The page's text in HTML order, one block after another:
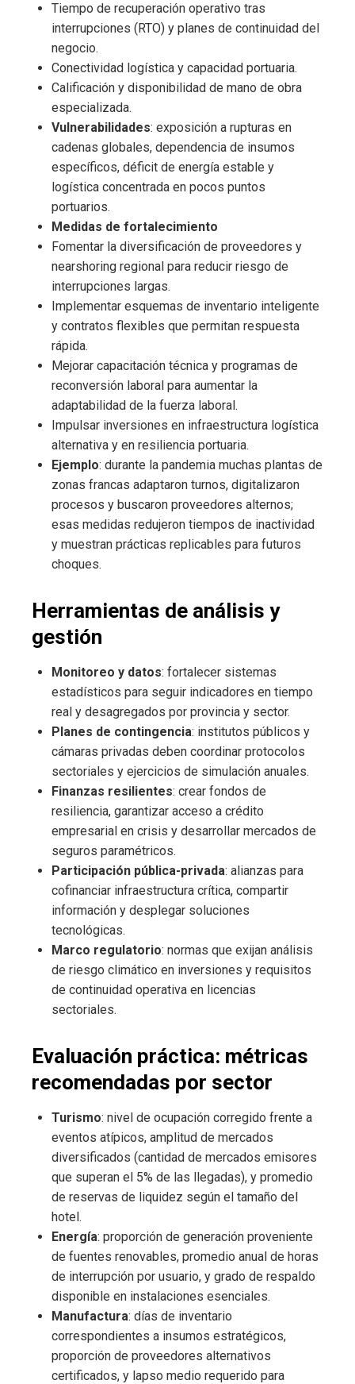
Tiempo de recuperación operativo tras
interrupciones (RTO) y planes de continuidad del
negocio.
Conectividad logística y capacidad portuaria.
Calificación y disponibilidad de mano de obra
especializada.
Vulnerabilidades: exposición a rupturas en
cadenas globales, dependencia de insumos
específicos, déficit de energía estable y
logística concentrada en pocos puntos
portuarios.
Medidas de fortalecimiento
Fomentar la diversificación de proveedores y
nearshoring regional para reducir riesgo de
interrupciones largas.
Implementar esquemas de inventario inteligente
y contratos flexibles que permitan respuesta
rápida.
Mejorar capacitación técnica y programas de
reconversión laboral para aumentar la
adaptabilidad de la fuerza laboral.
Impulsar inversiones en infraestructura logística
alternativa y en resiliencia portuaria.
Ejemplo: durante la pandemia muchas plantas de
zonas francas adaptaron turnos, digitalizaron
procesos y buscaron proveedores alternos;
esas medidas redujeron tiempos de inactividad
y muestran prácticas replicables para futuros
choques.
Herramientas de análisis y
gestión
Monitoreo y datos: fortalecer sistemas
estadísticos para seguir indicadores en tiempo
real y desagregados por provincia y sector.
Planes de contingencia: institutos públicos y
cámaras privadas deben coordinar protocolos
sectoriales y ejercicios de simulación anuales.
Finanzas resilientes: crear fondos de
resiliencia, garantizar acceso a crédito
empresarial en crisis y desarrollar mercados de
seguros paramétricos.
Participación pública-privada: alianzas para
cofinanciar infraestructura crítica, compartir
información y desplegar soluciones
tecnológicas.
Marco regulatorio: normas que exijan análisis
de riesgo climático en inversiones y requisitos
de continuidad operativa en licencias
sectoriales.
Evaluación práctica: métricas
recomendadas por sector
Turismo: nivel de ocupación corregido frente a
eventos atípicos, amplitud de mercados
diversificados (cantidad de mercados emisores
que superan el 5% de las llegadas), y promedio
de reservas de liquidez según el tamaño del
hotel.
Energía: proporción de generación proveniente
de fuentes renovables, promedio anual de horas
de interrupción por usuario, y grado de respaldo
disponible en instalaciones esenciales.
Manufactura: días de inventario
correspondientes a insumos estratégicos,
proporción de proveedores alternativos
certificados, y lapso medio requerido para